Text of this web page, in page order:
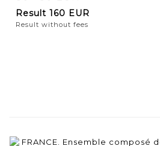
Result 160 EUR
Result without fees